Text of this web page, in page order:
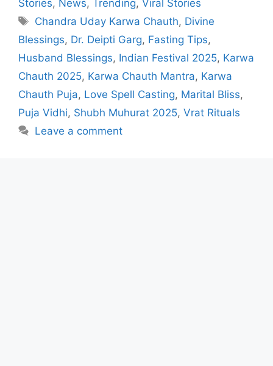
Stories, News, Trending, Viral Stories
Tags
Chandra Uday Karwa Chauth, Divine
Blessings, Dr. Deipti Garg, Fasting Tips,
Husband Blessings, Indian Festival 2025, Karwa
Chauth 2025, Karwa Chauth Mantra, Karwa
Chauth Puja, Love Spell Casting, Marital Bliss,
Puja Vidhi, Shubh Muhurat 2025, Vrat Rituals
Leave a comment